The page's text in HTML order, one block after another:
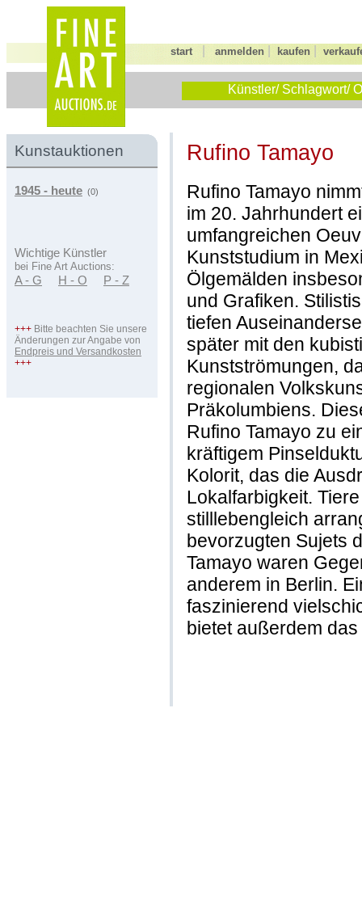
start anmelden kaufen
Künstler/ Schlagwort/
Kunstauktionen
1945 - heute (0)
Wichtige Künstler
bei Fine Art Auctions:
A - G H - O P - Z
+++ Bitte beachten Sie unsere
Änderungen zur Angabe von
Endpreis und Versandkosten
+++
Rufino Tamayo
Rufino Tamayo
im 20. Jahrhundert
umfangreichen
Kunststudium in
Ölgemälden
und Grafiken.
tiefen
später mit den
Kunstströmungen,
regionalen
Präkolumbiens.
Rufino Tamayo zu
kräftigem
Kolorit, das die
Lokalfarbigkeit.
stilllebengleich
bevorzugten Sujets
Tamayo waren
anderem in Berlin.
faszinierend
bietet außerdem